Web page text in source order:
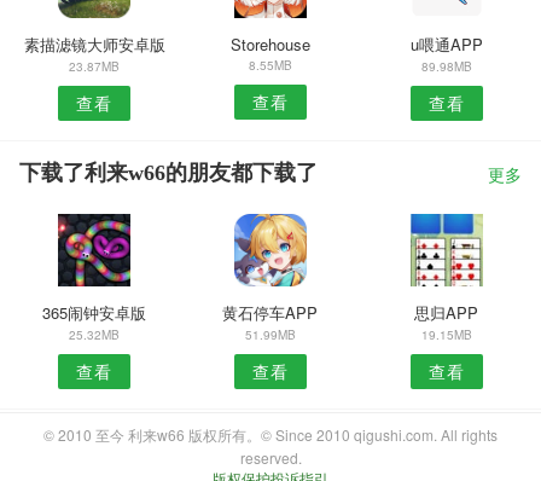
素描滤镜大师安卓版
23.87MB
查看
Storehouse
8.55MB
查看
u喂通APP
89.98MB
查看
下载了利来w66的朋友都下载了 更多
365闹钟安卓版
25.32MB
查看
黄石停车APP
51.99MB
查看
思归APP
19.15MB
查看
© 2010 至今 利来w66 版权所有。© Since 2010 qigushi.com. All rights
reserved.